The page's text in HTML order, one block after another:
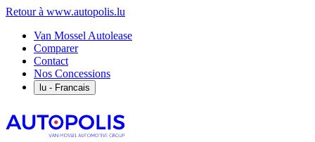
Retour à www.autopolis.lu
Van Mossel Autolease
Comparer
Contact
Nos Concessions
lu - Francais